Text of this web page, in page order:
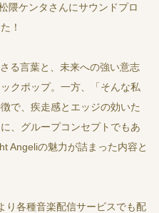
隈ケンタさんにサウンドプロ
！
る言葉と、未来への強い意志
クポップ。一方、「そんな私
で、疾走感とエッジの効いた
、グループコンセプトでもあ
Angeliの魅力が詰まった内容と
り各種音楽配信サービスでも配